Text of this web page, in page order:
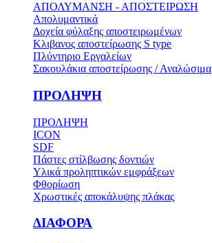
ΑΠΟΛΥΜΑΝΣΗ - ΑΠΟΣΤΕΙΡΩΣΗ
Απολυμαντικά
Δοχεία φύλαξης αποστειρωμένων
Κλιβανος αποστείρωσης S type
Πλύντηριο Εργαλείων
Σακουλάκια αποστείρωσης / Αναλώσιμα
ΠΡΟΛΗΨΗ
ΠΡΟΛΗΨΗ
ICON
SDF
Πάστες στίλβωσης δοντιών
Υλικά προληπτικών εμφράξεων
Φθορίωση
Χρωστικές αποκάλυψης πλάκας
ΔΙΑΦΟΡΑ